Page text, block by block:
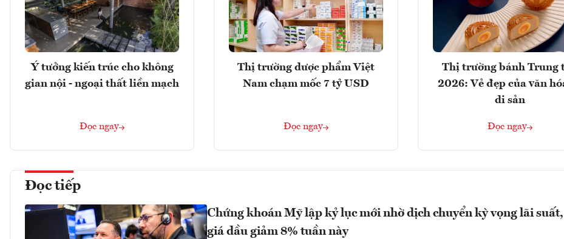
Ý tưởng kiến trúc cho không
gian nội - ngoại thất liền mạch
Đọc ngay
Thị trường dược phẩm Việt
Nam chạm mốc 7 tỷ USD
Đọc ngay
Thị trường bánh Trung
2026: Vẻ đẹp của văn
di sản
Đọc ngay
Đọc tiếp
Chứng khoán Mỹ lập kỷ lục mới nhờ dịch chuyển kỳ vọng lãi suất,
giá dầu giảm 8% tuần này